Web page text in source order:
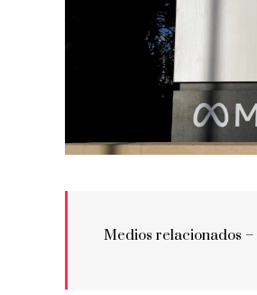
Medios relacionados –